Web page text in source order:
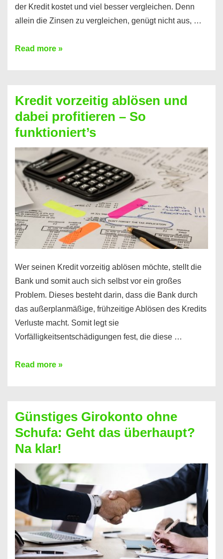
der Kredit kostet und viel besser vergleichen. Denn
allein die Zinsen zu vergleichen, genügt nicht aus, …
Ganz
Kredit
berechnen
–
Mit
diesen
Regeln!
Read more »
Kredit vorzeitig ablösen und
dabei profitieren – So
funktioniert’s
Wer seinen Kredit vorzeitig ablösen möchte, stellt die
Bank und somit auch sich selbst vor ein großes
Problem. Dieses besteht darin, dass die Bank durch
das außerplanmäßige, frühzeitige Ablösen des Kredits
Verluste macht. Somit legt sie
Vorfälligkeitsentschädigungen fest, die diese …
Kredit
dabei
profitieren
–
So
funktioniert’s
Read more »
Günstiges Girokonto ohne
Schufa: Geht das überhaupt?
Na klar!